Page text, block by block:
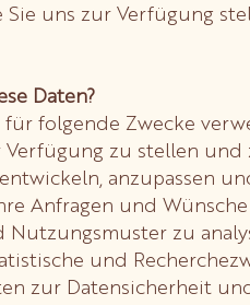
Sie uns zur Verfügung
Daten?
folgende Zwecke
Verfügung zu stellen und
anzupassen
Anfragen und
zu
und
zur Datensicherheit